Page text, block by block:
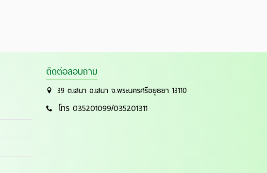
ติดต่อสอบถาม
39 ต.เสนา อ.เสนา จ.พระนครศรีอยุธยา 13110
โทร 035201099/035201311